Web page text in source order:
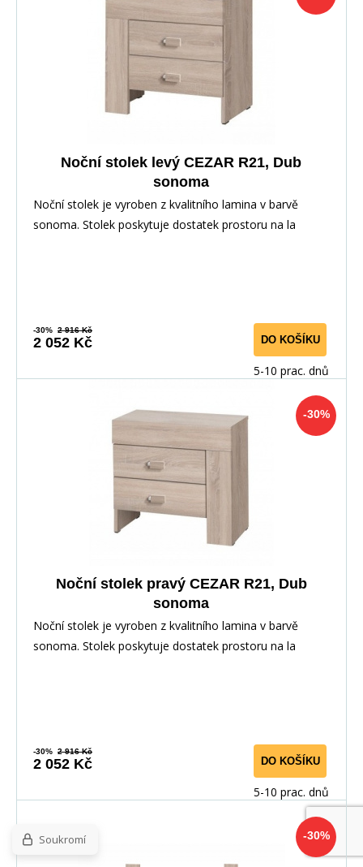
Noční stolek levý CEZAR R21, Dub
sonoma
Noční stolek je vyroben z kvalitního lamina v barvě
sonoma. Stolek poskytuje dostatek prostoru na la
-30% 2 916 Kč
2 052 Kč DO KOŠÍKU
5-10 prac. dnů
-30%
Noční stolek pravý CEZAR R21, Dub
sonoma
Noční stolek je vyroben z kvalitního lamina v barvě
sonoma. Stolek poskytuje dostatek prostoru na la
-30% 2 916 Kč
2 052 Kč DO KOŠÍKU
5-10 prac. dnů
-30%
Soukromí